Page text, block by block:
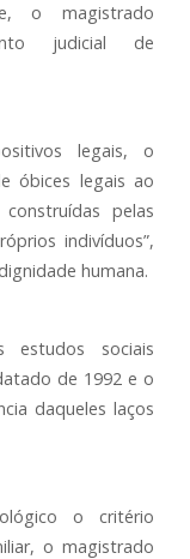
o magistrado
judicial de
legais, o
óbices legais ao
pelas
indivíduos”,
humana.
estudos sociais
de 1992 e o
daqueles laços
o critério
o magistrado